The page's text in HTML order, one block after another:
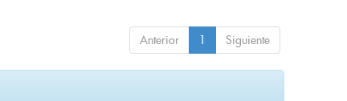
Anterior 1 Siguiente